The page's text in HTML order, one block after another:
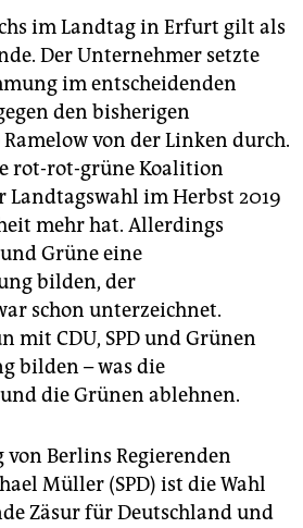
im Landtag in Erfurt gilt als
Der Unternehmer setzte
im entscheidenden
den bisherigen
von der Linken durch.
rot-rot-grüne Koalition
Landtagswahl im Herbst 2019
mehr hat. Allerdings
Grüne eine
bilden, der
schon unterzeichnet.
mit CDU, SPD und Grünen
bilden – was die
die Grünen ablehnen.
von Berlins Regierenden
Müller (SPD) ist die Wahl
Zäsur für Deutschland und